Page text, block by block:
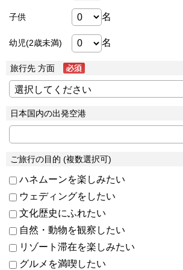
子供 名
幼児(2歳未満) 名
旅行先 方面
日本国内の出発空港
ご旅行の目的 (複数選択可)
ハネムーンを楽しみたい
ウェディングをしたい
文化歴史にふれたい
自然・動物を観察したい
リゾート滞在を楽しみたい
グルメを満喫したい